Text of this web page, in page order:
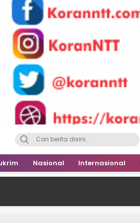
Nasional Internasional